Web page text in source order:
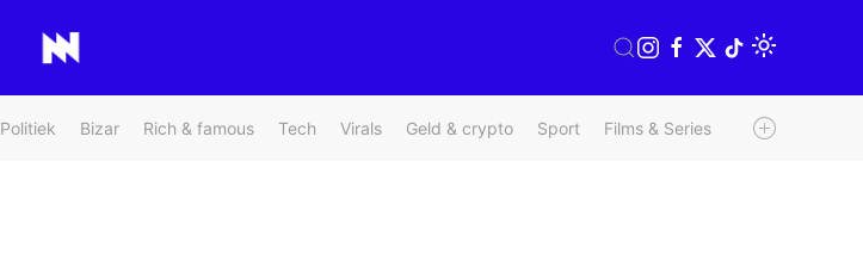
Politiek Bizar Rich & famous Tech Virals Geld & crypto Sport Films & Series Radio & TV